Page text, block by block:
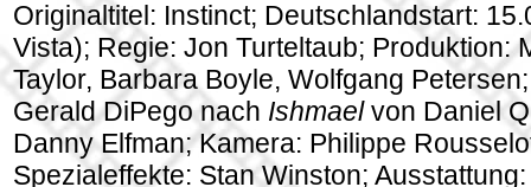
Originaltitel: Instinct; Deutschlandstart:
Vista); Regie: Jon Turteltaub; Produktion:
Taylor, Barbara Boyle, Wolfgang
Gerald DiPego nach Ishmaelvon Daniel
Danny Elfman; Kamera: Philippe
Spezialeffekte: Stan Winston;